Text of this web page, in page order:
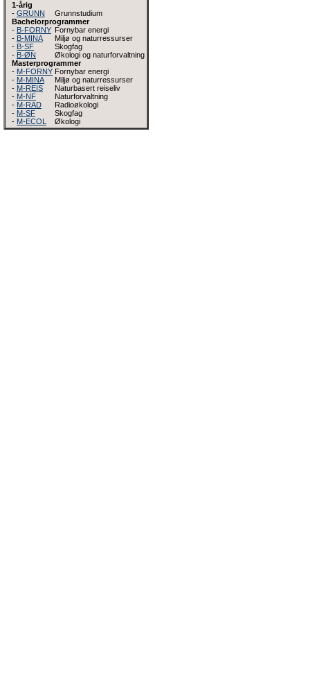
1-årig
- GRUNN
Grunnstudium
Bachelorprogrammer
- B-FORNY Fornybar energi
- B-MINA
Miljø og naturressurser
- B-SF
Skogfag
- B-ØN
Økologi og naturforvaltning
Masterprogrammer
- M-FORNY Fornybar energi
- M-MINA
Miljø og naturressurser
- M-REIS
Naturbasert reiseliv
- M-NF
Naturforvaltning
- M-RAD
Radioøkologi
- M-SF
Skogfag
- M-ECOL Økologi